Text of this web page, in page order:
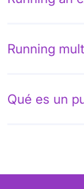
Running
Qué es un